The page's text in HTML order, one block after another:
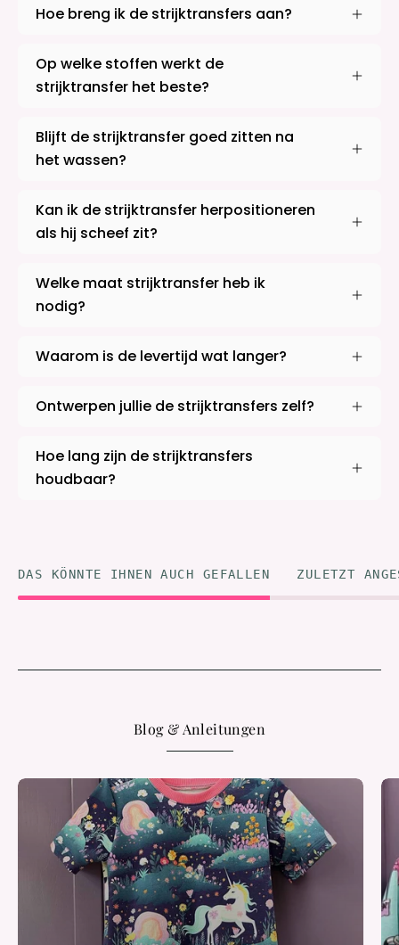
Hoe breng ik de strijktransfers aan?
Op welke stoffen werkt de
strijktransfer het beste?
Blijft de strijktransfer goed zitten na
het wassen?
Kan ik de strijktransfer herpositioneren
als hij scheef zit?
Welke maat strijktransfer heb ik
nodig?
Waarom is de levertijd wat langer?
Ontwerpen jullie de strijktransfers zelf?
Hoe lang zijn de strijktransfers
houdbaar?
DAS KÖNNTE IHNEN AUCH GEFALLEN ZULETZT
Blog & Anleitungen